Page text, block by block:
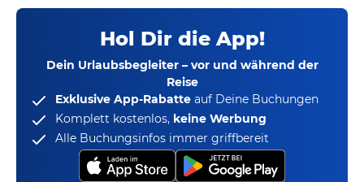
Hol Dir die App!
Dein Urlaubsbegleiter – vor und während der
Reise
Exklusive App-Rabatte auf Deine Buchungen
Komplett kostenlos, keine Werbung
Alle Buchungsinfos immer griffbereit